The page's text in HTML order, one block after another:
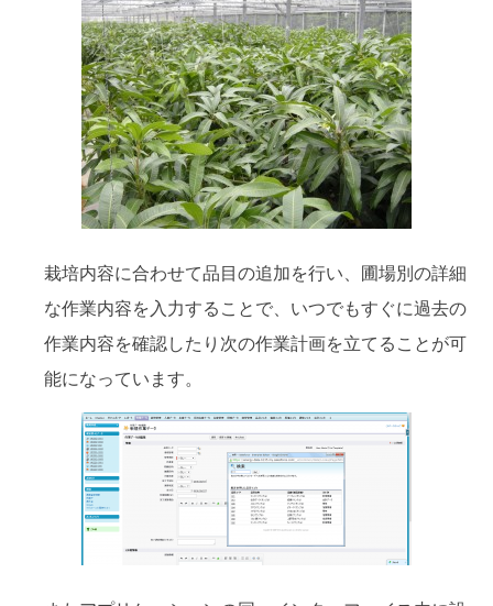
栽培内容に合わせて品目の追加を行い、圃場別の詳細
な作業内容を入力することで、いつでもすぐに過去の
作業内容を確認したり次の作業計画を立てることが可
能になっています。